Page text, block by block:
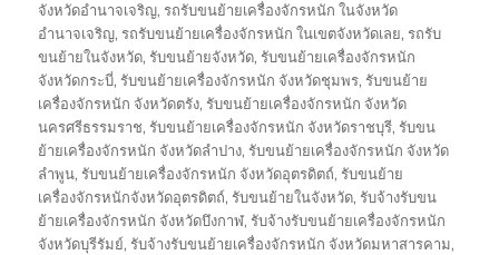
จังหวัดอำนาจเจริญ,รถรับขนย้ายเครื่องจักรหนัก ในจังหวัด
อำนาจเจริญ,รถรับขนย้ายเครื่องจักรหนัก ในเขตจังหวัดเลย,รถรับ
ขนย้ายในจังหวัด,รับขนย้ายจังหวัด,รับขนย้ายเครื่องจักรหนัก
จังหวัดกระบี่,รับขนย้ายเครื่องจักรหนัก จังหวัดชุมพร,รับขนย้าย
เครื่องจักรหนัก จังหวัดตรัง,รับขนย้ายเครื่องจักรหนัก จังหวัด
นครศรีธรรมราช,รับขนย้ายเครื่องจักรหนัก จังหวัดราชบุรี,รับขน
ย้ายเครื่องจักรหนัก จังหวัดลำปาง,รับขนย้ายเครื่องจักรหนัก จังหวัด
ลำพูน,รับขนย้ายเครื่องจักรหนัก จังหวัดอุตรดิตถ์,รับขนย้าย
เครื่องจักรหนักจังหวัดอุตรดิตถ์,รับขนย้ายในจังหวัด,รับจ้างรับขน
ย้ายเครื่องจักรหนัก จังหวัดบึงกาฬ,รับจ้างรับขนย้ายเครื่องจักรหนัก
จังหวัดบุรีรัมย์,รับจ้างรับขนย้ายเครื่องจักรหนัก จังหวัดมหาสารคาม,